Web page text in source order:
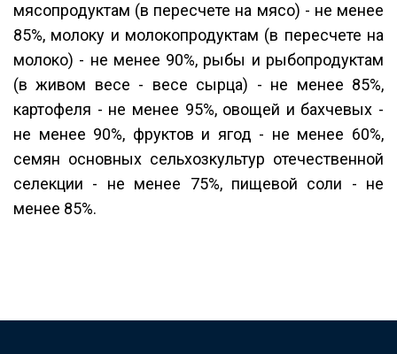
мясопродуктам (в пересчете на мясо) - не менее
85%, молоку и молокопродуктам (в пересчете на
молоко) - не менее 90%, рыбы и рыбопродуктам
(в живом весе - весе сырца) - не менее 85%,
картофеля - не менее 95%, овощей и бахчевых -
не менее 90%, фруктов и ягод - не менее 60%,
семян основных сельхозкультур отечественной
селекции - не менее 75%, пищевой соли - не
менее 85%.